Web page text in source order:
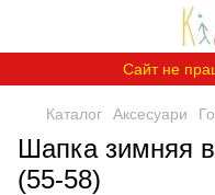
Сайт не
Каталог Аксесуари
Шапка зимняя
(55-58)